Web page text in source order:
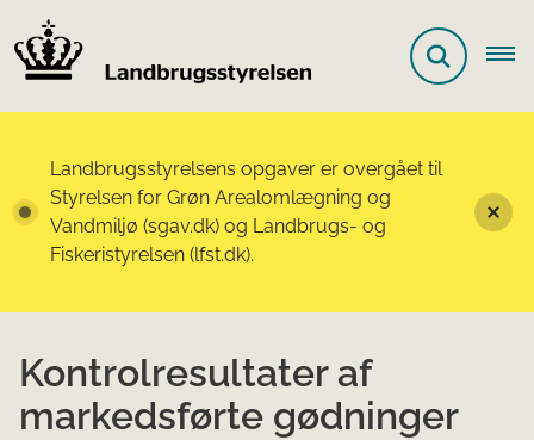
Landbrugsstyrelsens opgaver er overgået til
Styrelsen for Grøn Arealomlægning og
Vandmiljø (sgav.dk) og Landbrugs- og
Fiskeristyrelsen (lfst.dk).
Kontrolresultater af
markedsførte gødninger